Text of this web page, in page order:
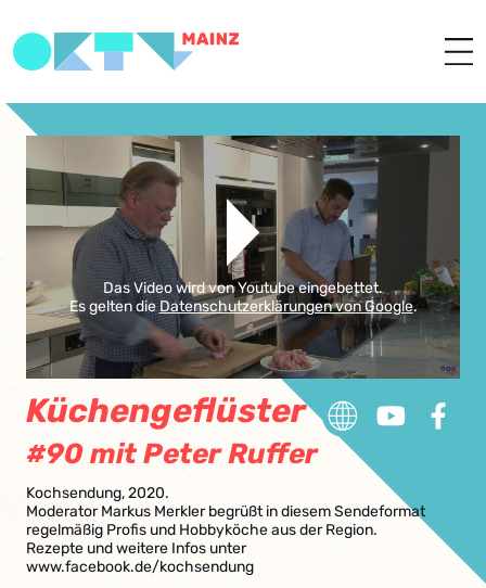
Das Video wird von Youtube eingebettet.
Es gelten dieDatenschutzerklärungen von Google.
Küchengeflüster
#90 mit Peter Ruffer
Kochsendung, 2020.
Moderator Markus Merkler begrüßt in diesem Sendeformat
regelmäßig Profis und Hobbyköche aus der Region.
Rezepte und weitere Infos unter
www.facebook.de/kochsendung